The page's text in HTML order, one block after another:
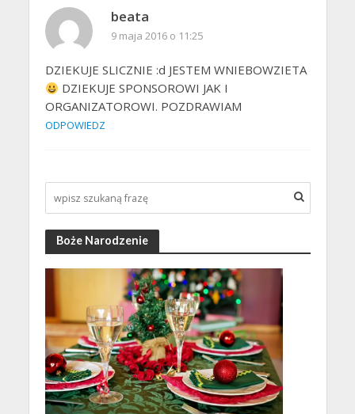
beata
9 maja 2016 o 11:25
DZIEKUJE SLICZNIE :d JESTEM WNIEBOWZIETA
DZIEKUJE SPONSOROWI JAK I
ORGANIZATOROWI. POZDRAWIAM
ODPOWIEDZ
Boże Narodzenie